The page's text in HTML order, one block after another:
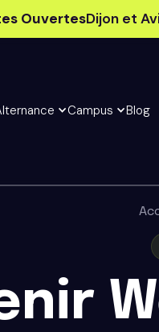
OuvertesDijon et
Campus Blog